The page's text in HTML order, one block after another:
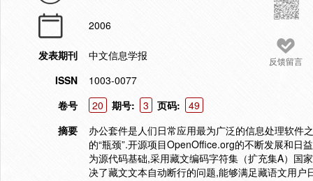
反馈留言
2006
发表期刊
中文信息学报
ISSN
1003-0077
卷号
20 期号: 3 页码:
49
摘要
办公套件是人们日常应用最为广泛的信息处理软件
的“瓶颈”.开源项目OpenOffice.org的不断发展和
为源代码基础,采用藏文编码字符集（扩充集A）国
决了藏文文本自动断行的问题,能够满足藏语文用户